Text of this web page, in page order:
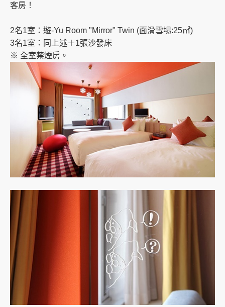
客房！
2名1室：遊-Yu Room "Mirror" Twin (面滑雪場:25㎡)
3名1室：同上述＋1張沙發床
※ 全室禁煙房。